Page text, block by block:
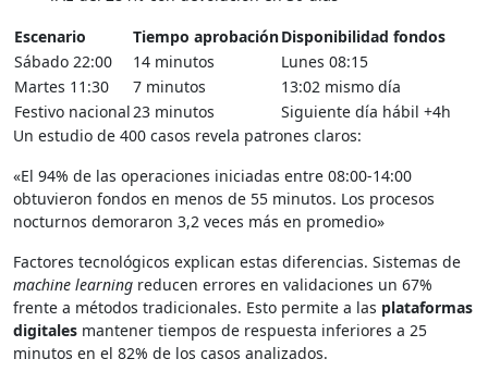
Escenario
Tiempo aprobaciónDisponibilidad fondos
Sábado 22:00
14 minutos
Lunes 08:15
Martes 11:30
7 minutos
13:02 mismo día
Festivo nacional23 minutos
Siguiente día hábil +4h
Un estudio de 400 casos revela patrones claros:
«El 94% de las operaciones iniciadas entre 08:00-14:00
obtuvieron fondos en menos de 55 minutos. Los procesos
nocturnos demoraron 3,2 veces más en promedio»
Factores tecnológicos explican estas diferencias. Sistemas de
machine learning reducen errores en validaciones un 67%
frente a métodos tradicionales. Esto permite a las plataformas
digitales mantener tiempos de respuesta inferiores a 25
minutos en el 82% de los casos analizados.